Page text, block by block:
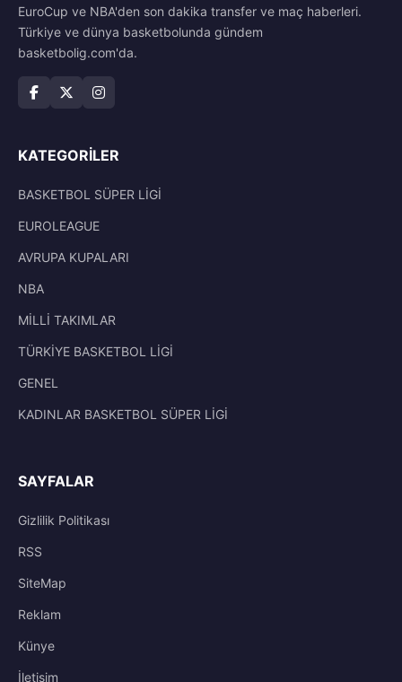
EuroCup ve NBA'den son dakika transfer ve maç haberleri.
Türkiye ve dünya basketbolunda gündem
basketbolig.com'da.
KATEGORILER
BASKETBOL SÜPER LİGİ
EUROLEAGUE
AVRUPA KUPALARI
NBA
MİLLİ TAKIMLAR
TÜRKİYE BASKETBOL LİGİ
GENEL
KADINLAR BASKETBOL SÜPER LİGİ
SAYFALAR
Gizlilik Politikası
RSS
SiteMap
Reklam
Künye
İletisim